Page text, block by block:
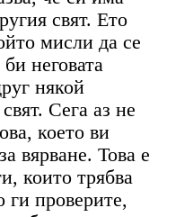
свят. Ето
мисли да се
неговата
някой
Сега аз не
което ви
вярване. Това е
които трябва
ги проверите,